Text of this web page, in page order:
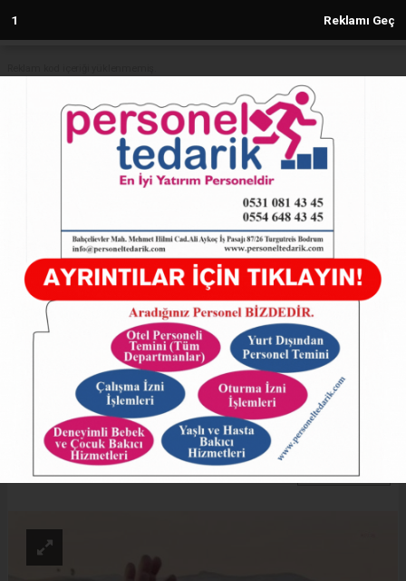
Anasayfa TÜRKİYE
Milli Yol Partisi Osmaniye İl Başkanı
Süleyman Özer, Cumhurbaşkanına
Hakaret Suçlamasıyla Gözaltına
TÜRKİYE
26.02.2025 - 01:21, Güncelleme: 26.02.2025 - 01:21
Milli Yol Partisi Osmaniye İl Başkanı Süleyman
Özer, Cumhurbaşkanına Hakaret Suçlamasıyla
Gözaltına Alındı
ABONE OL